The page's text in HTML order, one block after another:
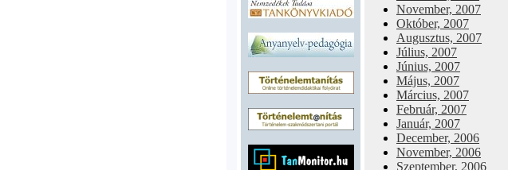
November, 2007
Október, 2007
Augusztus, 2007
Július, 2007
Június, 2007
Május, 2007
Március, 2007
Február, 2007
Január, 2007
December, 2006
November, 2006
Szeptember, 2006